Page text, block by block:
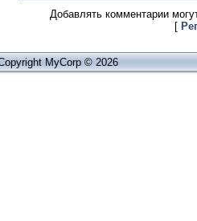
Добавлять комментарии
[
MyCorp © 2026